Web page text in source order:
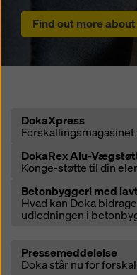
Find out more
OpenDokaXpress
Forskallingsmagasinet
OpenDokaRex Alu-
Konge-støtte til din
OpenBetonbyggeri med
Hvad kan Doka
udledningen i
OpenPressemeddelelse
Doka står nu for